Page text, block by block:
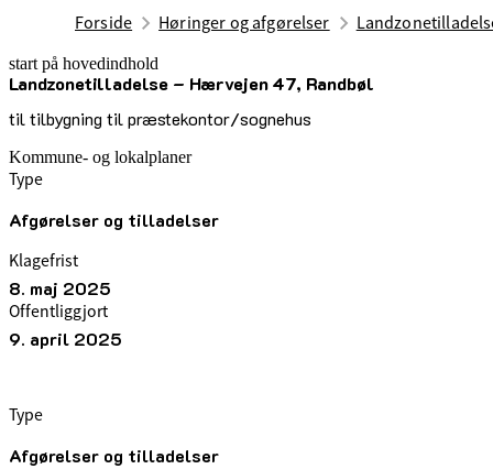
Forside Høringer og afgørelser
start på hovedindhold
Landzonetilladelse – Hærvejen 47, Randbøl
til tilbygning til præstekontor/sognehus
senest opdateret 22. april 2025
Kommune- og lokalplaner
Type
Afgørelser og tilladelser
Klagefrist
8. maj 2025
Offentliggjort
9. april 2025
Type
Afgørelser og tilladelser